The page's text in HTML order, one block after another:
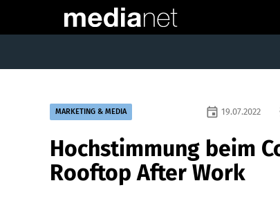
MARKETING & MEDIA event 19.07.2022
Hochstimmung beim
Rooftop After Work